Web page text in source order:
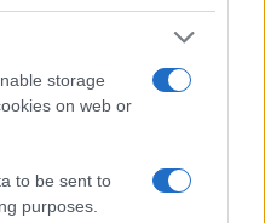
storage
on web or
to be sent to
purposes.
κρίσεις στις Ένοπλες